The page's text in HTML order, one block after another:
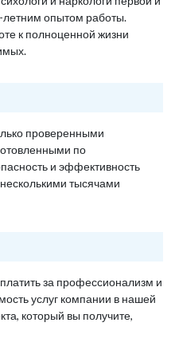
опытом работы.
к полноценной жизни
проверенными
по
и эффективность
тысячами
за профессионализм и
услуг компании в нашей
который вы получите,